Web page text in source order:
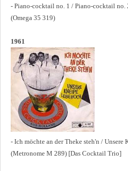
- Piano-cocktail no. 1 / Piano-cocktail no.
(Omega 35 319)
1961
- Ich möchte an der Theke steh'n / Unsere
(Metronome M 289) [Das Cocktail Trio]